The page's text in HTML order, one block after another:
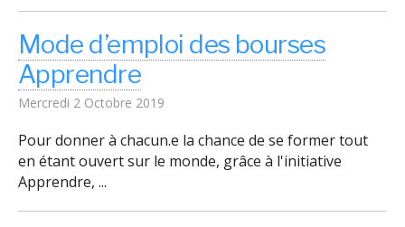
Mode d’emploi des bourses
Apprendre
Mercredi 2 Octobre 2019
Pour donner à chacun.e la chance de se former tout
en étant ouvert sur le monde, grâce à l'initiative
Apprendre, ...